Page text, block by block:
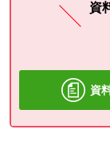
資
資